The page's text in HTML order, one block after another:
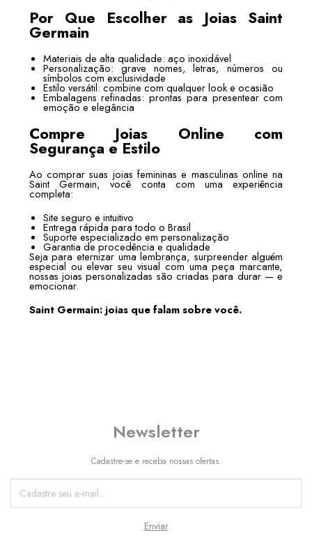
Por Que Escolher as Joias Saint
Germain
Materiais de alta qualidade: aço inoxidável
Personalização: grave nomes, letras, números ou
símbolos com exclusividade
Estilo versátil: combine com qualquer look e ocasião
Embalagens refinadas: prontas para presentear com
emoção e elegância
Compre Joias Online com
Segurança e Estilo
Ao comprar suas joias femininas e masculinas online na
Saint Germain, você conta com uma experiência
completa:
Site seguro e intuitivo
Entrega rápida para todo o Brasil
Suporte especializado em personalização
Garantia de procedência e qualidade
Seja para eternizar uma lembrança, surpreender alguém
especial ou elevar seu visual com uma peça marcante,
nossas joias personalizadas são criadas para durar — e
emocionar.
Saint Germain: joias que falam sobre você.
Newsletter
Cadastre-se e receba nossas ofertas.